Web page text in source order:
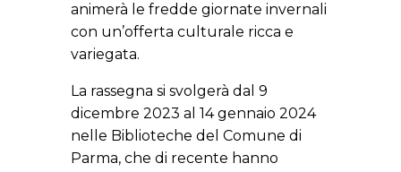
animerà le fredde giornate invernali
con un’offerta culturale ricca e
variegata.
La rassegna si svolgerà dal 9
dicembre 2023 al 14 gennaio 2024
nelle Biblioteche del Comune di
Parma, che di recente hanno